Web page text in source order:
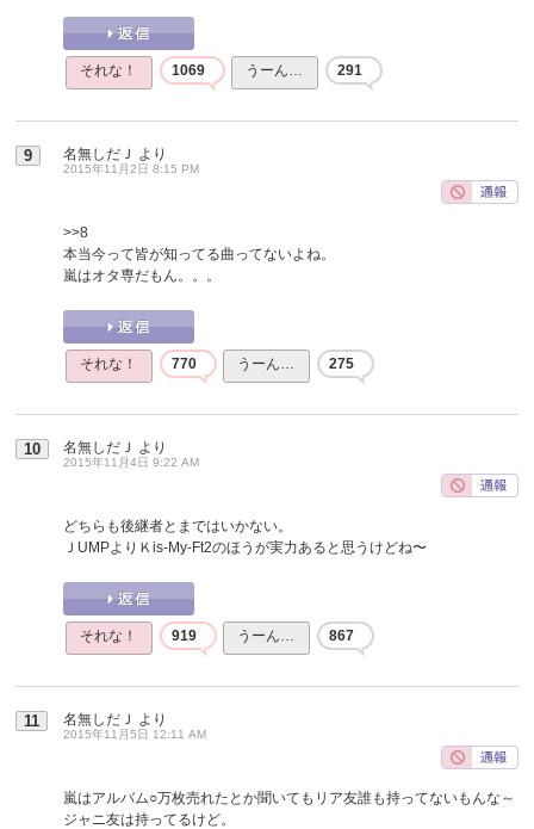
それな！ 1069 うーん… 291
9 名無しだＪ より
2015年11月2日 8:15 PM
>>8
本当今って皆が知ってる曲ってないよね。
嵐はオタ専だもん。。。
それな！ 770 うーん… 275
10 名無しだＪ より
2015年11月4日 9:22 AM
どちらも後継者とまではいかない。
ＪUMPよりＫis-My-Ft2のほうが実力あると思うけどね〜
それな！ 919 うーん… 867
11 名無しだＪ より
2015年11月5日 12:11 AM
嵐はアルバム○万枚売れたとか聞いてもリア友誰も持ってないもんな～
ジャニ友は持ってるけど。